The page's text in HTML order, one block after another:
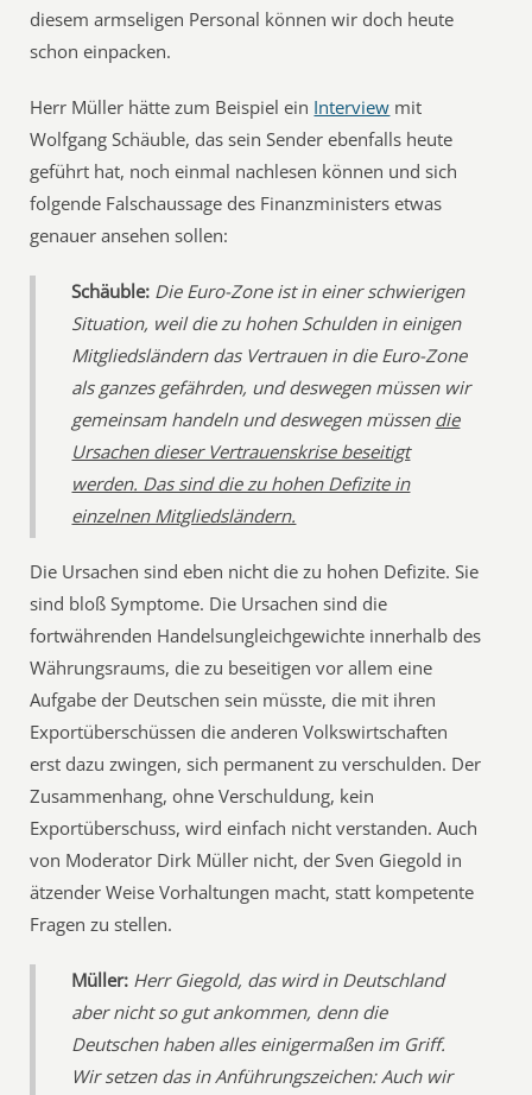
diesem armseligen Personal können wir doch heute
schon einpacken.
Herr Müller hätte zum Beispiel ein Interview mit
Wolfgang Schäuble, das sein Sender ebenfalls heute
geführt hat, noch einmal nachlesen können und sich
folgende Falschaussage des Finanzministers etwas
genauer ansehen sollen:
Schäuble: Die Euro-Zone ist in einer schwierigen
Situation, weil die zu hohen Schulden in einigen
Mitgliedsländern das Vertrauen in die Euro-Zone
als ganzes gefährden, und deswegen müssen wir
gemeinsam handeln und deswegen müssen die
Ursachen dieser Vertrauenskrise beseitigt
werden. Das sind die zu hohen Defizite in
einzelnen Mitgliedsländern.
Die Ursachen sind eben nicht die zu hohen Defizite. Sie
sind bloß Symptome. Die Ursachen sind die
fortwährenden Handelsungleichgewichte innerhalb des
Währungsraums, die zu beseitigen vor allem eine
Aufgabe der Deutschen sein müsste, die mit ihren
Exportüberschüssen die anderen Volkswirtschaften
erst dazu zwingen, sich permanent zu verschulden. Der
Zusammenhang, ohne Verschuldung, kein
Exportüberschuss, wird einfach nicht verstanden. Auch
von Moderator Dirk Müller nicht, der Sven Giegold in
ätzender Weise Vorhaltungen macht, statt kompetente
Fragen zu stellen.
Müller: Herr Giegold, das wird in Deutschland
aber nicht so gut ankommen, denn die
Deutschen haben alles einigermaßen im Griff.
Wir setzen das in Anführungszeichen: Auch wir